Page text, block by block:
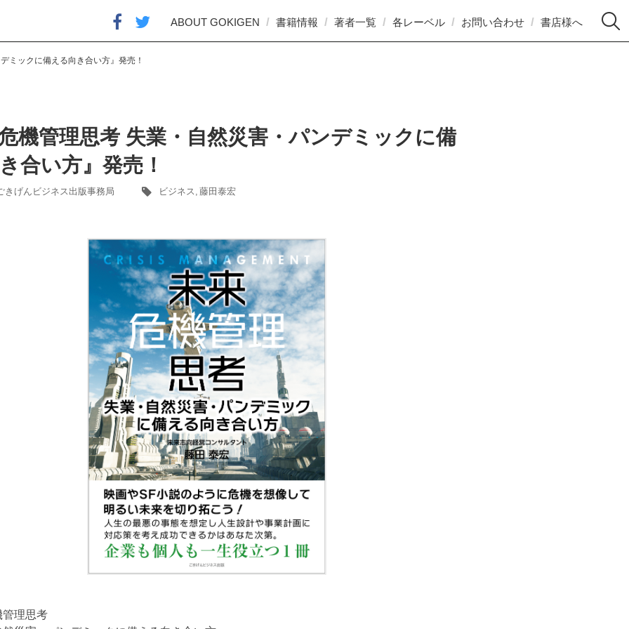
ABOUT GOKIGEN 書籍情報 著者一覧 各レーベル お問い合わせ 書店様へ
ミックに備える向き合い方』発売！
機管理思考 失業・自然災害・パンデミックに備
合い方』発売！
きげんビジネス出版事務局 ビジネス , 藤田泰宏
管理思考